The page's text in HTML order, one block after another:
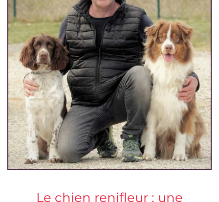
Le chien renifleur : une